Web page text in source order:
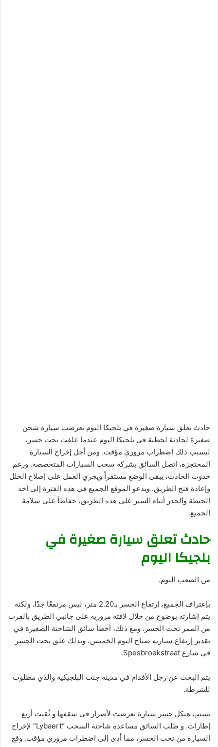
حادث تعلق سيارة صغيرة في بلجيكا اليوم تعرضت سيارة شحن
صغيرة لحادثة لحظية في بلجيكا اليوم عندما علقت تحت جسر،
ليسبب ذلك اضطراب مروري مؤقت. ومن أجل إخراج السيارة
المحتجزة، اتصل السائق بشركة سحب السيارات المتخصصة. ورغم
حدوث الحادث، يبقى الوضع مستقراً ويجري العمل على إصلاح الخلل
وإعادة فتح الطريق. ويدعو الموقع الجميع في هذه الفترة إلى أخذ
الحيطة والحذر أثناء السير على هذه الطريق، حفاظاً على سلامة
الجميع.
حادث تعلق سيارة صغيرة في
بلجيكا اليوم
من الصعب النوم.
بإعتراف الجميع، إرتفاع الجسر بـ2.20 متر، ليس مرتفعًا جدًا. ولكنه
يتم إشارته بوضوح من خلال لافتة مرورية على جانبي الطريق بالقرب
من الممر تحت الجسر. ومع ذلك، أخطأ سائق الشاحنة الصغيرة في
تقدير إرتفاع سيارته صباح اليوم الخميس، وبذلك علق تحت الجسر
في شارع Spesbroekstraat.
يتم البحث عن رجل الأقدام في مدينة جنت البلجيكية والذي مطلوب
للشرطة.
بسبب هيكل جسر سيارة تعرضت لأضرار في سقفها و ثُقبت أربع
إطارات. و طلب السائق مساعدة شاحنة السحب “Lybaert” لإخراج
السيارة من تحت الجسر، مما أدى إلى اضطراب مروري مؤقت. وقع